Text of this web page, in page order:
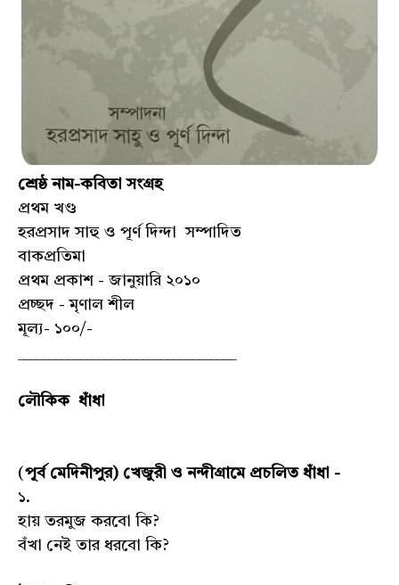
শ্রেষ্ঠ নাম-কবিতা সংগ্রহ
প্রথম খণ্ড
হরপ্রসাদ সাহু ও পূর্ণ দিন্দা সম্পাদিত
বাকপ্রতিমা
প্রথম প্রকাশ - জানুয়ারি ২০১০
প্রচ্ছদ - মৃণাল শীল
মূল্য- ১০০/-
লৌকিক ধাঁধা
(পূর্ব মেদিনীপুর) খেজুরী ও নন্দীগ্রামে প্রচলিত ধাঁধা -
১.
হায় তরমুজ করবো কি?
বঁখা নেই তার ধরবো কি?